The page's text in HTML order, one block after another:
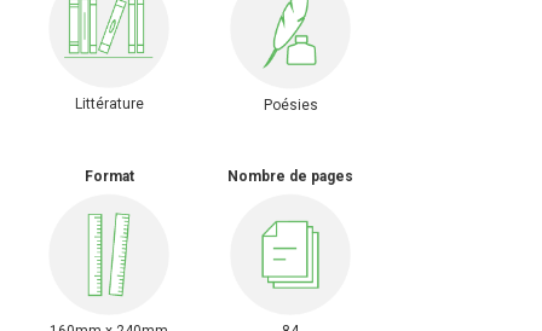
Littérature Poésies
Format Nombre de pages